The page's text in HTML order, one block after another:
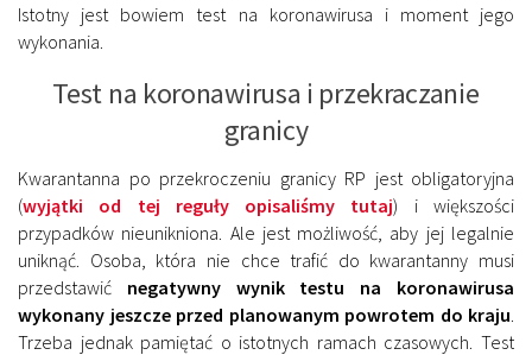
Istotny jest bowiem test na koronawirusa i moment jego
wykonania.
Test na koronawirusa i przekraczanie
granicy
Kwarantanna po przekroczeniu granicy RP jest obligatoryjna
(wyjątki od tej reguły opisaliśmy tutaj) i większości
przypadków nieunikniona. Ale jest możliwość, aby jej legalnie
uniknąć. Osoba, która nie chce trafić do kwarantanny musi
przedstawić negatywny wynik testu na koronawirusa
wykonany jeszcze przed planowanym powrotem do kraju
Trzeba jednak pamiętać o istotnych ramach czasowych. Test